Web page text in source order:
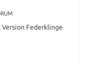
Version Federklinge